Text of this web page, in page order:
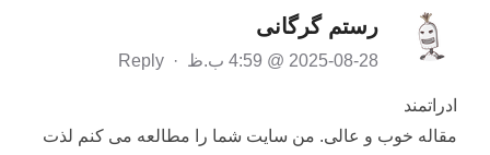
رستم گرگانی
2025-08-28 @ 4:59 ب.ظ ·
Reply
ادراتمند
مقاله خوب و عالی. من سایت شما را مطالعه می کنم لذت